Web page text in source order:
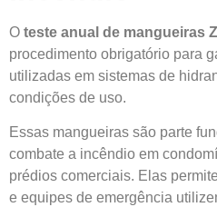
O teste anual de mangueiras
procedimento obrigatório para
utilizadas em sistemas de
condições de uso.
Essas mangueiras são parte
combate a incêndio em
prédios comerciais. Elas
e equipes de emergência